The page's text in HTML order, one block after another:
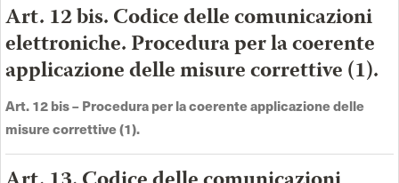
Art. 12 bis. Codice delle comunicazioni
elettroniche. Procedura per la coerente
applicazione delle misure correttive (1).
Art. 12 bis –Procedura per la coerente applicazione delle
misure correttive (1).